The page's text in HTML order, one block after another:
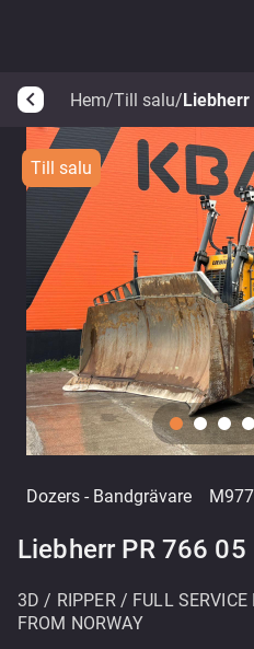
arrow_back_ios Hem/Till salu/Liebherr
Till salu
Dozers - Bandgrävare
Liebherr PR 766 05
3D / RIPPER / FULL
FROM NORWAY